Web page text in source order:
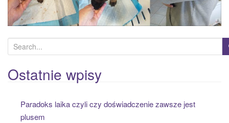
e
a
r
Ostatnie wpisy
Paradoks laika czyli czy doświadczenie zawsze jest
plusem